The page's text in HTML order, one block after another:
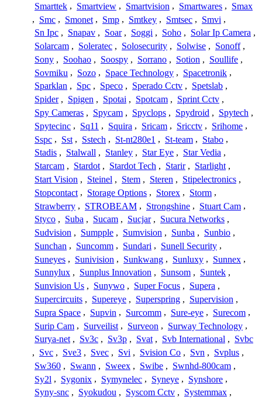
Smarttek , Smartview , Smartvision , Smartwares , Smax
, Smc , Smonet , Smp , Smtkey , Smtsec , Smvi ,
Sn Ipc , Snapav , Soar , Soggi , Soho , Solar Ip Camera ,
Solarcam , Soleratec , Solosecurity , Solwise , Sonoff ,
Sony , Soohao , Soospy , Sorrano , Sotion , Soullife ,
Sovmiku , Sozo , Space Technology , Spacetronik ,
Sparklan , Spc , Speco , Sperado Cctv , Spetslab ,
Spider , Spigen , Spotai , Spotcam , Sprint Cctv ,
Spy Cameras , Spycam , Spyclops , Spydroid , Spytech ,
Spytecinc , Sq11 , Squira , Sricam , Sricctv , Srihome ,
Sspc , Sst , Sstech , St-nt280e1 , St-team , Stabo ,
Stadis , Stalwall , Stanley , Star Eye , Star Vedia ,
Starcam , Stardot , Stardot Tech , Starir , Starlight ,
Start Vision , Steinel , Stem , Steren , Stipelectronics ,
Stopcontact , Storage Options , Storex , Storm ,
Strawberry , STROBEAM , Strongshine , Stuart Cam ,
Styco , Suba , Sucam , Sucjar , Sucura Networks ,
Sudvision , Sumpple , Sumvision , Sunba , Sunbio ,
Sunchan , Suncomm , Sundari , Sunell Security ,
Suneyes , Sunivision , Sunkwang , Sunluxy , Sunnex ,
Sunnylux , Sunplus Innovation , Sunsom , Suntek ,
Sunvision Us , Sunywo , Super Focus , Supera ,
Supercircuits , Supereye , Superspring , Supervision ,
Supra Space , Supvin , Surcomm , Sure-eye , Surecom ,
Surip Cam , Surveilist , Surveon , Surway Technology ,
Surya-net , Sv3c , Sv3p , Svat , Svb International , Svbc
, Svc , Sve3 , Svec , Svi , Svision Co , Svn , Svplus ,
Sw360 , Swann , Sweex , Swibe , Swnhd-800cam ,
Sy2l , Sygonix , Symynelec , Syneye , Synshore ,
Syny-snc , Syokudou , Syscom Cctv , Systemmax ,